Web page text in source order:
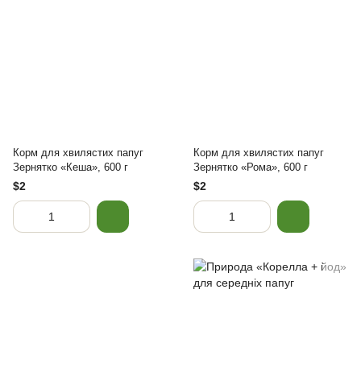
Корм для хвилястих папуг
Зернятко «Кеша», 600 г
$2
Корм для хвилястих папуг
Зернятко «Рома», 600 г
$2